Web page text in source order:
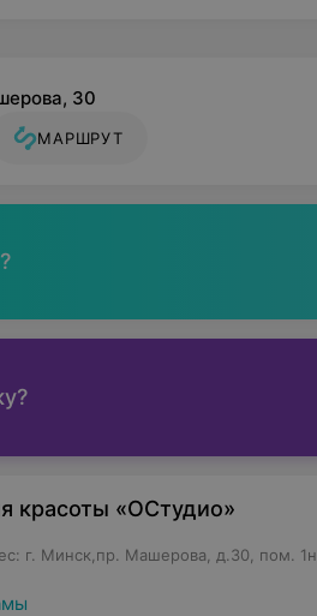
30
МАРШРУТ
красоты «ОСтудио»
г. Минск,пр. Машерова, д.30, пом. 1н